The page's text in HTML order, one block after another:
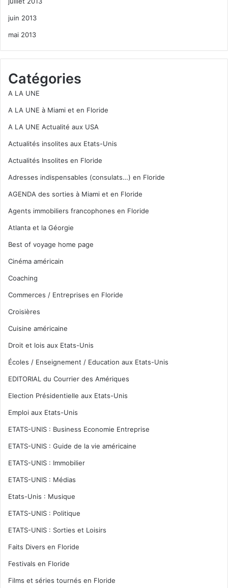
juin 2013
mai 2013
Catégories
A LA UNE
A LA UNE à Miami et en Floride
A LA UNE Actualité aux USA
Actualités insolites aux Etats-Unis
Actualités Insolites en Floride
Adresses indispensables (consulats…) en Floride
AGENDA des sorties à Miami et en Floride
Agents immobiliers francophones en Floride
Atlanta et la Géorgie
Best of voyage home page
Cinéma américain
Coaching
Commerces / Entreprises en Floride
Croisières
Cuisine américaine
Droit et lois aux Etats-Unis
Écoles / Enseignement / Education aux Etats-Unis
EDITORIAL du Courrier des Amériques
Election Présidentielle aux Etats-Unis
Emploi aux Etats-Unis
ETATS-UNIS : Business Economie Entreprise
ETATS-UNIS : Guide de la vie américaine
ETATS-UNIS : Immobilier
ETATS-UNIS : Médias
Etats-Unis : Musique
ETATS-UNIS : Politique
ETATS-UNIS : Sorties et Loisirs
Faits Divers en Floride
Festivals en Floride
Films et séries tournés en Floride